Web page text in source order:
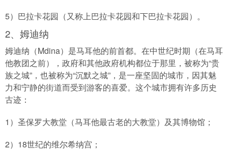
5）巴拉卡花园（又称上巴拉卡花园和下巴拉卡花园）。
2、姆迪纳
姆迪纳（Mdina）是马耳他的前首都。在中世纪时期（在马耳
他教团之前），政府和其他政府机构都位于那里，被称为“贵
族之城”，也被称为“沉默之城”，是一座坚固的城市，因其魅
力和宁静的街道而受到游客的喜爱。这个城市拥有许多历史
古迹：
1）圣保罗大教堂（马耳他最古老的大教堂）及其博物馆；
2）18世纪的维尔希纳宫；